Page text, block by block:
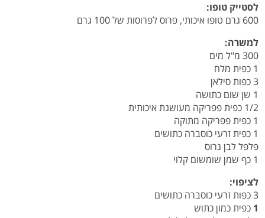
לסטייק טופו:
600 גרם טופו איכותי, פרוס לפרוסות של 100 גרם
למשרה:
300 מ"ל מים
1 כפית מלח
3 כפות סילאן
1 שן שום כתושה
1/2 כפית פפריקה מעושנת איכותית
1 כפית פפריקה מתוקה
1 כפית זרעי כוסברה כתושים
פלפל לבן גרוס
1 כף שמן שומשום קלוי
לציפוי:
3 כפות זרעי כוסברה כתושים
1 כפית כמון כתוש